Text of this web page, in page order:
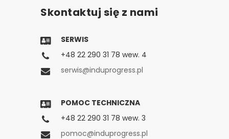
Skontaktuj się z nami
SERWIS
+48 22 290 31 78 wew. 4
serwis@induprogress.pl
POMOC TECHNICZNA
+48 22 290 31 78 wew. 3
pomoc@induprogress.pl